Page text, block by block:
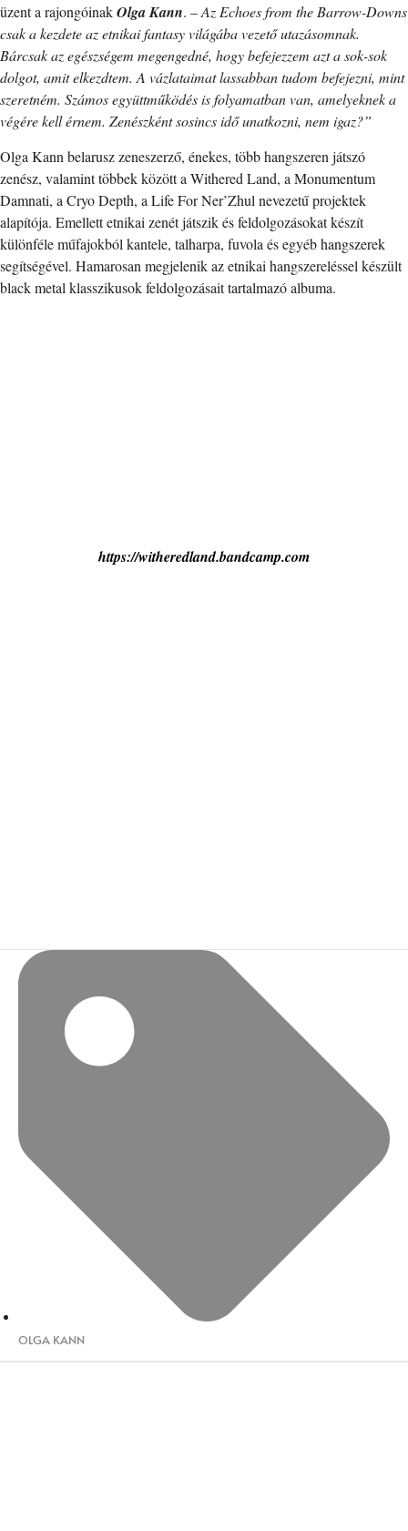
üzent a rajongóinakOlga Kann. –Az Echoes from the Barrow-Downs
csak a kezdete az etnikai fantasy világába vezető utazásomnak.
Bárcsak az egészségem megengedné, hogy befejezzem azt a sok-sok
dolgot, amit elkezdtem. A vázlataimat lassabban tudom befejezni, mint
szeretném. Számos együttműködés is folyamatban van, amelyeknek a
végére kell érnem. Zenészként sosincs idő unatkozni, nem igaz?”
Olga Kann belarusz zeneszerző, énekes, több hangszeren játszó
zenész, valamint többek között a Withered Land, a Monumentum
Damnati, a Cryo Depth, a Life For Ner’Zhul nevezetű projektek
alapítója. Emellett etnikai zenét játszik és feldolgozásokat készít
különféle műfajokból kantele, talharpa, fuvola és egyéb hangszerek
segítségével. Hamarosan megjelenik az etnikai hangszereléssel készült
black metal klasszikusok feldolgozásait tartalmazó albuma.
https://witheredland.bandcamp.com
OLGA KANN